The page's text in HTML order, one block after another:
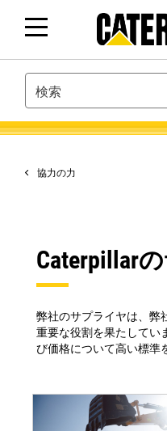
SEARCH
協力の力
Caterpillar
弊社のサプライヤは、弊
重要な役割を果たしてい
び価格について高い標準